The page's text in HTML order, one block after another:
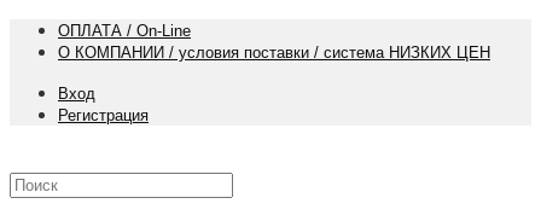
ОПЛАТА / On-Line
О КОМПАНИИ / условия поставки / система НИЗКИХ ЦЕН
Вход
Регистрация